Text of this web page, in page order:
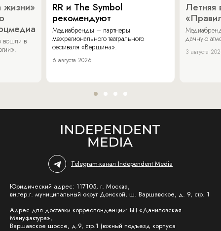
жизни»
вошли в
RR и The Symbol
рекомендуют
Медиабренды – партнеры
межрегионального театрального
фестиваля «Вершина».
6 августа 2026
Летняя
дачную
3 августа
Telegram-канал Independent Media
Юридический адрес: 117105, г. Москва,
вн.тер.г. муниципальный округ Донской, ш. Варшавское, д. 9, стр. 1
Адрес для доставки корреспонденции: БЦ «Даниловская
Мануфактура»,
Варшавское шоссе, д.9, стр.1 (южный подъезд корпуса